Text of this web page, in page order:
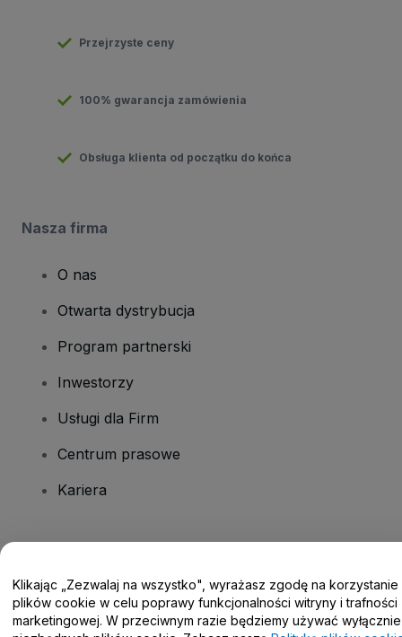
Przejrzyste ceny
100% gwarancja zamówienia
Obsługa klienta od początku do końca
Nasza firma
O nas
Otwarta dystrybucja
Program partnerski
Inwestorzy
Usługi dla Firm
Centrum prasowe
Kariera
Centrum pomocy / Skontaktuj się z nami
Klikając „Zezwalaj na wszystko", wyrażasz zgodę na korzystanie
plików cookie w celu poprawy funkcjonalności witryny i trafności
marketingowej. W przeciwnym razie będziemy używać wyłącznie